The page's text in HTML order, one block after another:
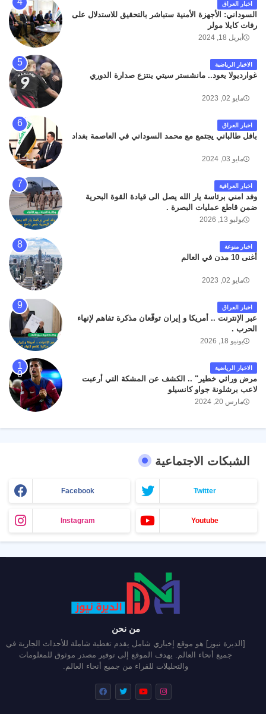
اخبار العراق
السوداني: الأجهزة الأمنية ستباشر بالتحقيق للاستدلال على
رفات كايلا مولر
أبريل 18, 2024
الاخبار الرياضية
غوارديولا يعود.. مانشستر سيتي ينتزع صدارة الدوري
مايو 02, 2023
اخبار العراق
بافل طالباني يجتمع مع محمد السوداني في العاصمة بغداد
مايو 03, 2024
اخبار العراقية
وفد امني برئاسة يار الله يصل الى قيادة القوة البحرية
ضمن قاطع عمليات البصرة .
يوليو 13, 2026
اخبار منوعة
أغنى 10 مدن في العالم
مايو 02, 2023
اخبار العراق
عبر الإنترنت .. أمريكا و إيران توقّعان مذكرة تفاهم لإنهاء
الحرب .
يونيو 18, 2026
الاخبار الرياضية
مرض وراثي خطير" .. الكشف عن المشكة التي أرعبت
لاعب برشلونة جواو كانسيلو
مارس 20, 2024
الشبكات الاجتماعية
Facebook Twitter
Instagram Youtube
من نحن
[الديرة نيوز] هو موقع إخباري شامل يقدم تغطية شاملة للأحداث الجارية في
جميع أنحاء العالم. يهدف الموقع إلى توفير مصدر موثوق للمعلومات
والتحليلات للقراء من جميع أنحاء العالم.